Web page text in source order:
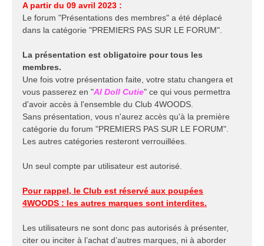
A partir du 09 avril 2023 :
Le forum "Présentations des membres" a été déplacé
dans la catégorie "PREMIERS PAS SUR LE FORUM".
La présentation est obligatoire pour tous les
membres.
Une fois votre présentation faite, votre statu changera et
vous passerez en "AI Doll Cutie" ce qui vous permettra
d'avoir accès à l'ensemble du Club 4WOODS.
Sans présentation, vous n'aurez accès qu'à la première
catégorie du forum "PREMIERS PAS SUR LE FORUM".
Les autres catégories resteront verrouillées.
Un seul compte par utilisateur est autorisé.
Pour rappel, le Club est réservé aux poupées
4WOODS : les autres marques sont interdites.
Les utilisateurs ne sont donc pas autorisés à présenter,
citer ou inciter à l’achat d’autres marques, ni à aborder